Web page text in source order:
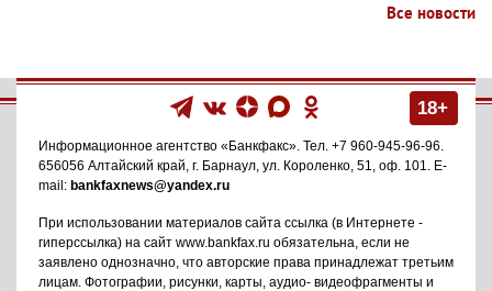
Все новости
18+
Информационное агентство «Банкфакс» . Тел. +7 960-945-96-96
656056 Алтайский край, г. Барнаул ул. Короленко, 51, оф. 101
. E-
mail: bankfaxnews@yandex.ru
При использовании материалов сайта ссылка (в Интернете -
гиперссылка) на сайт www.bankfax.ru обязательна, если не
заявлено однозначно, что авторские права принадлежат третьим
лицам. Фотографии, рисунки, карты, аудио- видеофрагменты и